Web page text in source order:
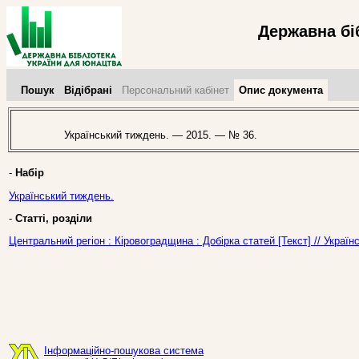
Державна
Пошук Відібрані Персональний кабінет Опис документа
Український тиждень. — 2015. — № 36.
- Набір
Український тиждень.
- Статті, розділи
Центральний регіон : Кіровоградщина : Добірка статей [Текст] //
Інформаційно-пошукова система